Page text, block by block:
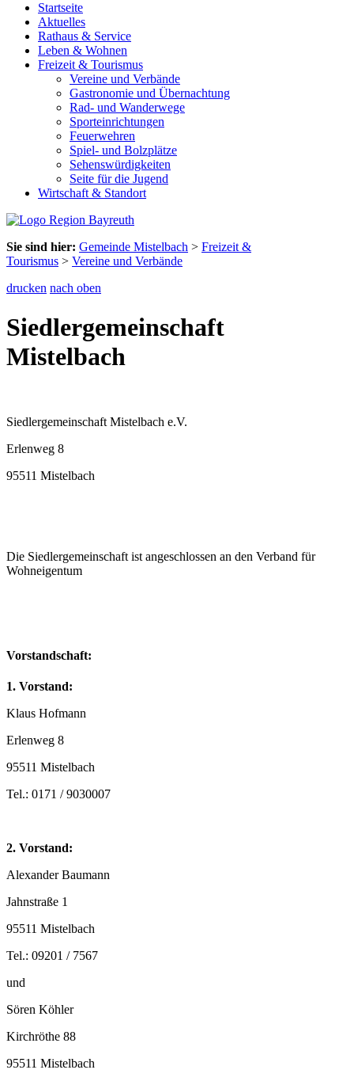
Startseite
Aktuelles
Rathaus & Service
Leben & Wohnen
Freizeit & Tourismus
Vereine und Verbände
Gastronomie und Übernachtung
Rad- und Wanderwege
Sporteinrichtungen
Feuerwehren
Spiel- und Bolzplätze
Sehenswürdigkeiten
Seite für die Jugend
Wirtschaft & Standort
Sie sind hier: Gemeinde Mistelbach > Freizeit &
Tourismus > Vereine und Verbände
drucken nach oben
Siedlergemeinschaft
Mistelbach
Siedlergemeinschaft Mistelbach e.V.
Erlenweg 8
95511 Mistelbach
Die Siedlergemeinschaft ist angeschlossen an den Verband für
Wohneigentum
Vorstandschaft:
1. Vorstand:
Klaus Hofmann
Erlenweg 8
95511 Mistelbach
Tel.: 0171 / 9030007
2. Vorstand:
Alexander Baumann
Jahnstraße 1
95511 Mistelbach
Tel.: 09201 / 7567
und
Sören Köhler
Kirchröthe 88
95511 Mistelbach